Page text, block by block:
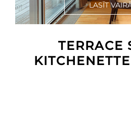
LASĪT
TERRACE